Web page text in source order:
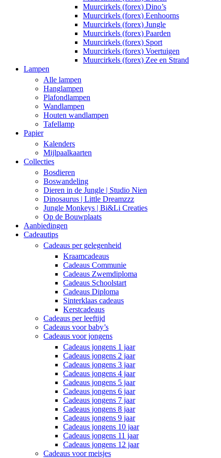
Muurcirkels (forex) Dino’s
Muurcirkels (forex) Eenhoorns
Muurcirkels (forex) Jungle
Muurcirkels (forex) Paarden
Muurcirkels (forex) Sport
Muurcirkels (forex) Voertuigen
Muurcirkels (forex) Zee en Strand
Lampen
Alle lampen
Hanglampen
Plafondlampen
Wandlampen
Houten wandlampen
Tafellamp
Papier
Kalenders
Mijlpaalkaarten
Collecties
Bosdieren
Boswandeling
Dieren in de Jungle | Studio Nien
Dinosaurus | Little Dreamzzz
Jungle Monkeys | Bi&Li Creaties
Op de Bouwplaats
Aanbiedingen
Cadeautips
Cadeaus per gelegenheid
Kraamcadeaus
Cadeaus Communie
Cadeaus Zwemdiploma
Cadeaus Schoolstart
Cadeaus Diploma
Sinterklaas cadeaus
Kerstcadeaus
Cadeaus per leeftijd
Cadeaus voor baby’s
Cadeaus voor jongens
Cadeaus jongens 1 jaar
Cadeaus jongens 2 jaar
Cadeaus jongens 3 jaar
Cadeaus jongens 4 jaar
Cadeaus jongens 5 jaar
Cadeaus jongens 6 jaar
Cadeaus jongens 7 jaar
Cadeaus jongens 8 jaar
Cadeaus jongens 9 jaar
Cadeaus jongens 10 jaar
Cadeaus jongens 11 jaar
Cadeaus jongens 12 jaar
Cadeaus voor meisjes